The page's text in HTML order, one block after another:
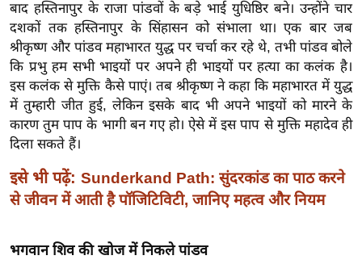
बे
मि
सा
ल
श
ख्सि
य
त
यं
डि
बाद हस्तिनापुर के राजा पांडवों के बड़े भाई युधिष्ठिर बने। उन्होंने चार
दशकों तक हस्तिनापुर के सिंहासन को संभाला था। एक बार जब
श्रीकृष्ण और पांडव महाभारत युद्ध पर चर्चा कर रहे थे, तभी पांडव बोले
कि प्रभु हम सभी भाइयों पर अपने ही भाइयों पर हत्या का कलंक है।
इस कलंक से मुक्ति कैसे पाएं। तब श्रीकृष्ण ने कहा कि महाभारत में युद्ध
में तुम्हारी जीत हुई, लेकिन इसके बाद भी अपने भाइयों को मारने के
कारण तुम पाप के भागी बन गए हो। ऐसे में इस पाप से मुक्ति महादेव ही
दिला सकते हैं।
इसे भी पढ़ें: Sunderkand Path: सुंदरकांड का पाठ करने
से जीवन में आती है पॉजिटिविटी, जानिए महत्व और नियम
भगवान शिव की खोज में निकले पांडव